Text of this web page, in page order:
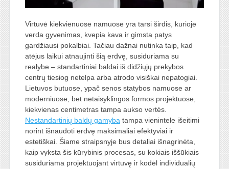
Virtuvė kiekvienuose namuose yra tarsi širdis, kurioje
verda gyvenimas, kvepia kava ir gimsta patys
gardžiausi pokalbiai. Tačiau dažnai nutinka taip, kad
atėjus laikui atnaujinti šią erdvę, susiduriama su
realybe – standartiniai baldai iš didžiųjų prekybos
centrų tiesiog netelpa arba atrodo visiškai nepatogiai.
Lietuvos butuose, ypač senos statybos namuose ar
moderniuose, bet netaisyklingos formos projektuose,
kiekvienas centimetras tampa aukso vertės.
Nestandartinių baldų gamybatampa vienintele išeitimi
norint išnaudoti erdvę maksimaliai efektyviai ir
estetiškai. Šiame straipsnyje bus detaliai išnagrinėta,
kaip vyksta šis kūrybinis procesas, su kokiais iššūkiais
susiduriama projektuojant virtuvę ir kodėl individualių